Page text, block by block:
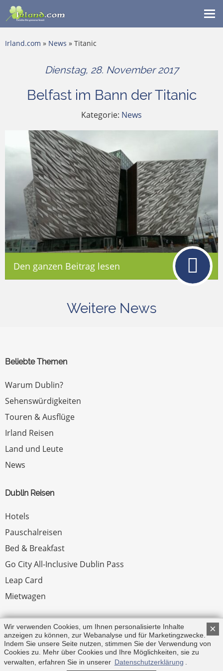
Irland.com » News » Titanic
Dienstag, 28. November 2017
Belfast im Bann der Titanic
Kategorie: News
Den ganzen Beitrag lesen
Weitere News
Beliebte Themen
Warum Dublin?
Sehenswürdigkeiten
Touren & Ausflüge
Irland Reisen
Land und Leute
News
Dublin Reisen
Hotels
Pauschalreisen
Bed & Breakfast
Go City All-Inclusive Dublin Pass
Leap Card
Mietwagen
Rechtliches
Impressum
© Copyright 2026 by Irland.com
×
Wir verwenden Cookies, um Ihnen personalisierte Inhalte
anzeigen zu können, zur Webanalyse und für Marketingzwecke.
Indem Sie unsere Seite nutzen, stimmen Sie der Verwendung von
Cookies zu. Mehr über Cookies und Ihre Möglichkeiten, sie zu
verwalten, erfahren Sie in unserer Datenschutzerklärung